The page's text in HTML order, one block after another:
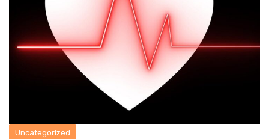
Uncategorized